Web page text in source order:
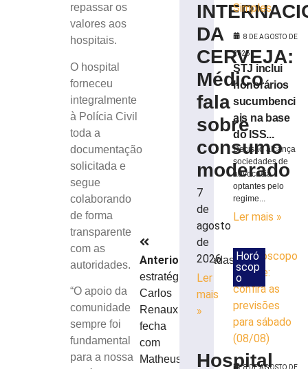
repassar os
valores aos
hospitais.
O hospital
forneceu
integralmente
à Polícia Civil
toda a
documentação
solicitada e
segue
colaborando
de forma
transparente
com as
autoridades.
“O apoio da
comunidade
sempre foi
fundamental
para a nossa
Anterior
Chegadas
estratégicas:
Carlos
Renaux
fecha
com
Matheus
DA
CERVEJA:
Médico
fala
sobre
consumo
moderado
7
de
agosto
de
2026
Ler
mais
»
Hospital
8 DE AGOSTO DE
2026
STJ inclui
honorários
sucumbenci
ais na base
do ISS...
Decisão alcança
sociedades de
advocacia
optantes pelo
regime...
Ler mais »
Horó
scop
o
8 DE AGOSTO DE